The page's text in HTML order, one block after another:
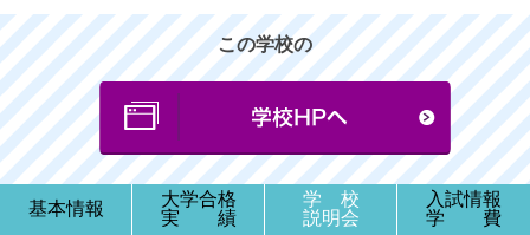
この学校の
基本情報
大学合格
実 績
学 校
説明会
入試情報
学 費